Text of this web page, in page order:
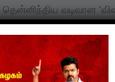
வடிவான
தெலுங்கு,
அறிமுகமாகிறது.
அந்தந்த மொழி